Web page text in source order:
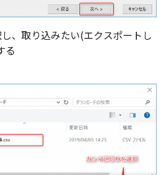
、取り込みたい(エクスポートし
る